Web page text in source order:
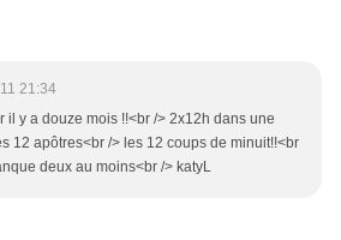
21:34
il y a douze mois !!<br /> 2x12h dans une
12 apôtres<br /> les 12 coups de minuit!!<br
deux au moins<br /> katyL